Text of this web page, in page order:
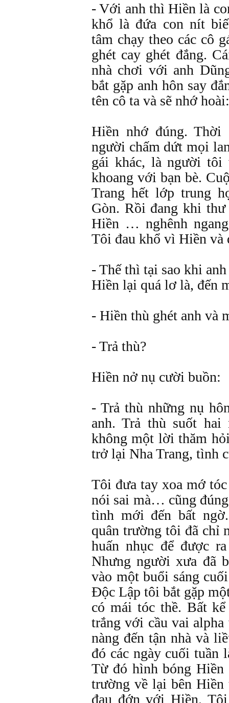
- Với anh thì Hiền là
khổ là đứa con nít
tâm chạy theo các cô
ghét cay ghét đắng.
nhà chơi với anh
bắt gặp anh hôn say
tên cô ta và sẽ nhớ
Hiền nhớ đúng. Thời
người chấm dứt mọi
gái khác, là người tôi
khoang với bạn bè.
Trang hết lớp trung
Gòn. Rồi đang khi
Hiền … nghênh
Tôi đau khổ vì Hiền và
- Thế thì tại sao khi
Hiền lại quá lơ là, đến
- Hiền thù ghét anh và
- Trả thù?
Hiền nở nụ cười buồn:
- Trả thù những nụ
anh. Trả thù suốt hai
không một lời thăm
trở lại Nha Trang, tình
Tôi đưa tay xoa mớ
nói sai mà… cũng
tình mới đến bất
quân trường tôi đã chỉ
huấn nhục để được
Nhưng người xưa đã
vào một buổi sáng
Độc Lập tôi bắt gặp
có mái tóc thề. Bất
trắng với cầu vai
nàng đến tận nhà và
đó các ngày cuối tuần
Từ đó hình bóng
trường về lại bên
đau đớn với Hiền.